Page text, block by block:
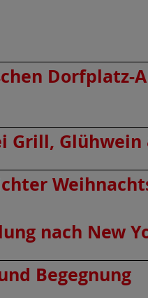
Dorfplatz-
Grill,
nach New
Begegnung